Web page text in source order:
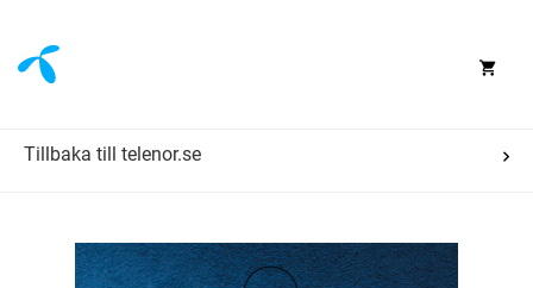
Prepaid
Surf
31
Tillbaka till telenor.se